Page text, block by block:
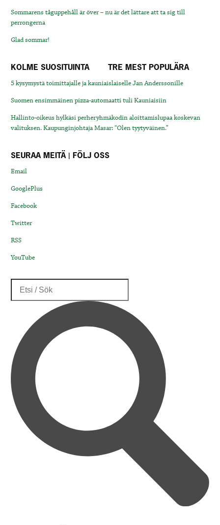
Sommarens tåguppehåll är över – nu är det lättare att ta sig till
perrongerna
Glad sommar!
KOLME SUOSITUINTA TRE MEST POPULÄRA
5 kysymystä toimittajalle ja kauniaislaiselle Jan Anderssonille
Suomen ensimmäinen pizza-automaatti tuli Kauniaisiin
Hallinto-oikeus hylkäsi perheryhmäkodin aloittamislupaa koskevan
valituksen. Kaupunginjohtaja Masar: “Olen tyytyväinen.”
SEURAA MEITÄ | FÖLJ OSS
Email
GooglePlus
Facebook
Twitter
RSS
YouTube